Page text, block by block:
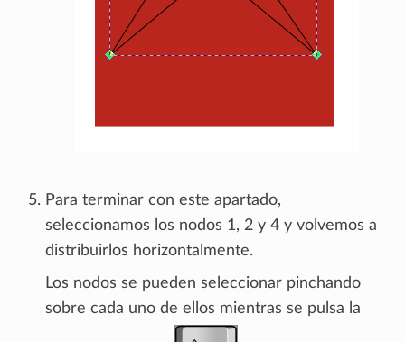
Para terminar con este apartado,
seleccionamos los nodos 1, 2 y 4 y volvemos a
distribuirlos horizontalmente.
Los nodos se pueden seleccionar pinchando
sobre cada uno de ellos mientras se pulsa la